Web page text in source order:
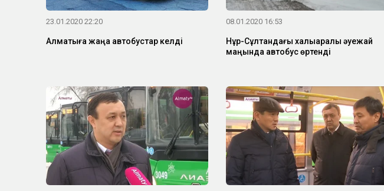
23.01.2020 22:20
Алматыға жаңа автобустар келді
08.01.2020 16:53
Нұр-Сұлтандағы халықаралық әуежай
маңында автобус өртенді